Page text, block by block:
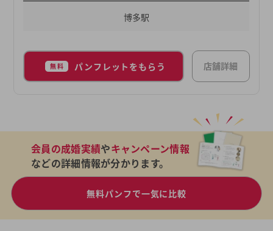
博多駅
無料 パンフレットをもらう 店舗詳細
会員の成婚実績やキャンペーン情報
などの詳細情報が分かります。
無料パンフで一気に比較